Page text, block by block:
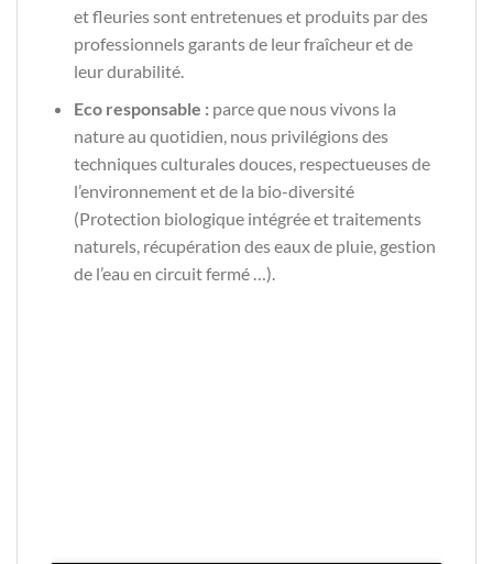
et fleuries sont entretenues et produits par des
professionnels garants de leur fraîcheur et de
leur durabilité.
Eco responsable :parce que nous vivons la
nature au quotidien, nous privilégions des
techniques culturales douces, respectueuses de
l’environnement et de la bio-diversité
(Protection biologique intégrée et traitements
naturels, récupération des eaux de pluie, gestion
de l’eau en circuit fermé …).